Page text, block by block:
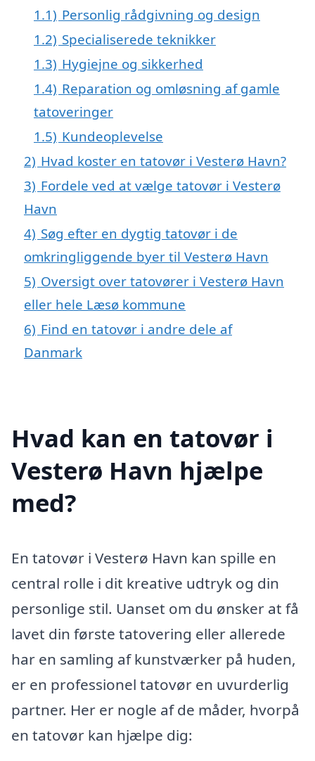
1.1) Personlig rådgivning og design
1.2) Specialiserede teknikker
1.3) Hygiejne og sikkerhed
1.4) Reparation og omløsning af gamle
tatoveringer
1.5) Kundeoplevelse
2) Hvad koster en tatovør i Vesterø Havn?
3) Fordele ved at vælge tatovør i Vesterø
Havn
4) Søg efter en dygtig tatovør i de
omkringliggende byer til Vesterø Havn
5) Oversigt over tatovører i Vesterø Havn
eller hele Læsø kommune
6) Find en tatovør i andre dele af
Danmark
Hvad kan en tatovør i
Vesterø Havn hjælpe
med?
En tatovør i Vesterø Havn kan spille en
central rolle i dit kreative udtryk og din
personlige stil. Uanset om du ønsker at få
lavet din første tatovering eller allerede
har en samling af kunstværker på huden,
er en professionel tatovør en uvurderlig
partner. Her er nogle af de måder, hvorpå
en tatovør kan hjælpe dig: